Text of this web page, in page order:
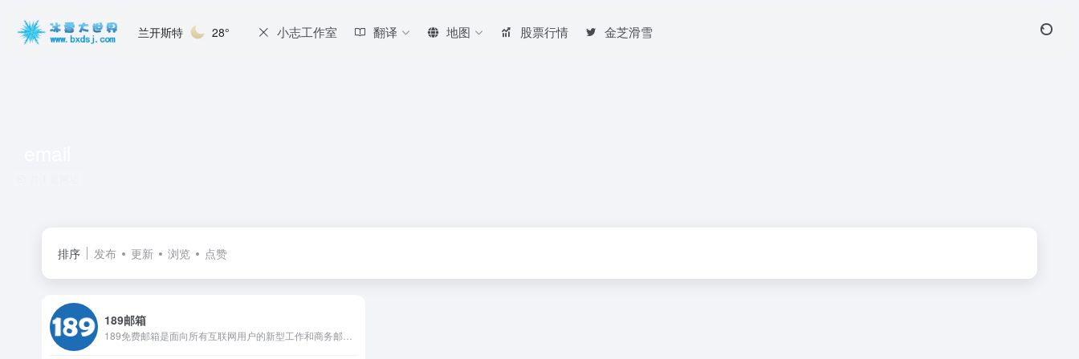
兰开斯特 28° 小志工作室 翻译 地图 股票行情 金芝滑雪
排序 发布 更新 浏览 点赞
189邮箱